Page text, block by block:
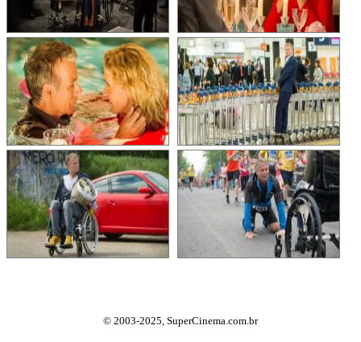
© 2003-2025, SuperCinema.com.br